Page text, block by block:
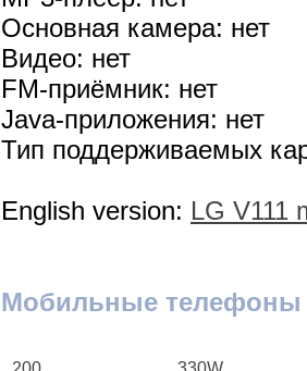
Основная камера: нет
Видео: нет
FM-приёмник: нет
Java-приложения: нет
Тип поддерживаемых
English version: LG V111
Мобильные телефоны